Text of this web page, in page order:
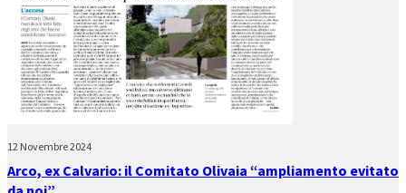
12 Novembre 2024
Arco, ex Calvario: il Comitato Olivaia “ampliamento evitato